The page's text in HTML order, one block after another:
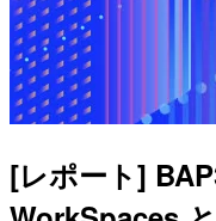
[レポート]